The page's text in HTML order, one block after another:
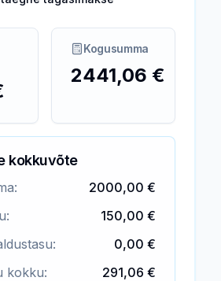
Kogusumma
2441,06 €
kokkuvõte
2000,00 €
150,00 €
0,00 €
kokku:
291,06 €